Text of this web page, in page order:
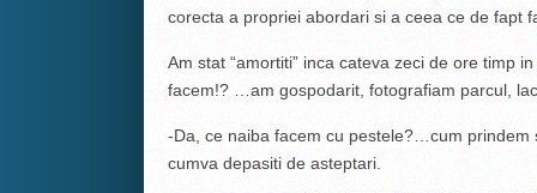
corecta a propriei abordari si a ceea ce de fapt
Am stat “amortiti” inca cateva zeci de ore timp
facem!? …am gospodarit, fotografiam parcul,
-Da, ce naiba facem cu pestele?…cum
cumva depasiti de asteptari.